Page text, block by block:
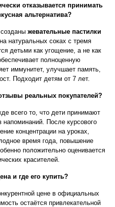
отказывается принимать
альтернатива?
созданыжевательные пастилки
натуральных соках с тремя
детьми как угощение, а не как
полноценную
иммунитет, улучшает память,
Подходит детям от 7 лет.
реальных покупателей?
всего то, что дети принимают
напоминаний. После курсового
концентрации на уроках,
время года, повышение
положительно оценивается
красителей.
и где его купить?
цене в официальных
остаётся привлекательной